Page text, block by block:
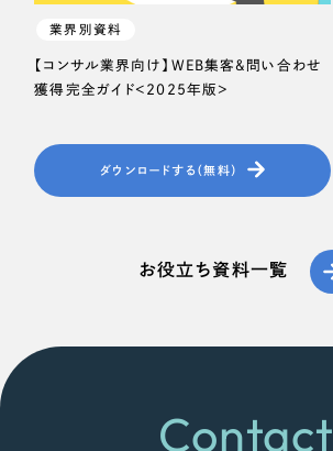
業界別資料
【コンサル業界向け】WEB集客＆問い合わせ
獲得完全ガイド＜2025年版＞
ダウンロードする（無料）
お役立ち資料一覧
Contact